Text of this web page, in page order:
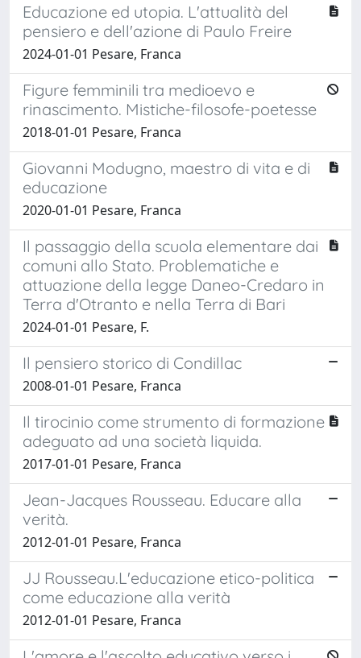
Educazione ed utopia. L'attualità del
pensiero e dell'azione di Paulo Freire
2024-01-01 Pesare, Franca
Figure femminili tra medioevo e
rinascimento. Mistiche-filosofe-poetesse
2018-01-01 Pesare, Franca
Giovanni Modugno, maestro di vita e di
educazione
2020-01-01 Pesare, Franca
Il passaggio della scuola elementare dai
comuni allo Stato. Problematiche e
attuazione della legge Daneo-Credaro in
Terra d'Otranto e nella Terra di Bari
2024-01-01 Pesare, F.
Il pensiero storico di Condillac
2008-01-01 Pesare, Franca
Il tirocinio come strumento di formazione
adeguato ad una società liquida.
2017-01-01 Pesare, Franca
Jean-Jacques Rousseau. Educare alla
verità.
2012-01-01 Pesare, Franca
JJ Rousseau.L'educazione etico-politica
come educazione alla verità
2012-01-01 Pesare, Franca